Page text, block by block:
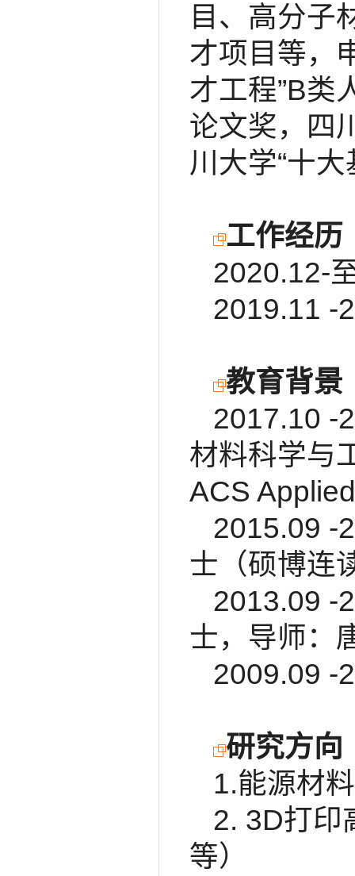
目、高分子
才项目等，
才工程”B类
论文奖，四
川大学“十
工作经历
2020.12-
2019.11 -
教育背景
2017.10 -
材料科学与
ACS
2015.09 -
士（硕博连
2013.09 -
士，导师：
2009.09 -
研究方向
1.能源材
2. 3D打印
等）